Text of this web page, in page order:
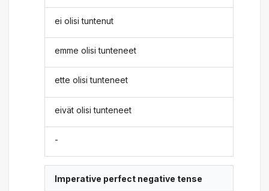
ei olisi tuntenut
emme olisi tunteneet
ette olisi tunteneet
eivät olisi tunteneet
-
Imperative perfect negative tense